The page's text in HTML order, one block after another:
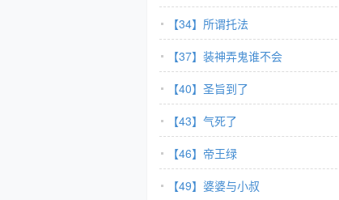
【34】所谓托法
【37】装神弄鬼谁不会
【40】圣旨到了
【43】气死了
【46】帝王绿
【49】婆婆与小叔